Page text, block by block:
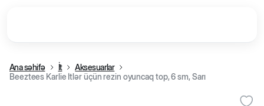
Ana səhifə İt
Aksesuarlar
Beeztees Karlie İtlər üçün rezin oyuncaq top, 6 sm, Sarı